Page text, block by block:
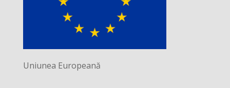
Uniunea Europeană